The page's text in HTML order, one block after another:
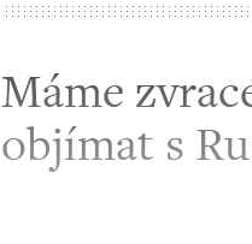
Máme
objímat s